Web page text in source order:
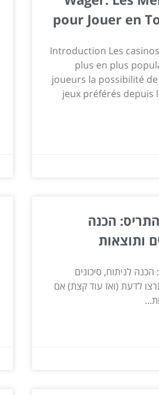
pour Jouer en
Introduction Les
plus en plus
joueurs la possibilité
jeux préférés depuis
הכנה
ותוצאות
לניתוח, סיכונים
לדעת (ואז עוד קצת) אם